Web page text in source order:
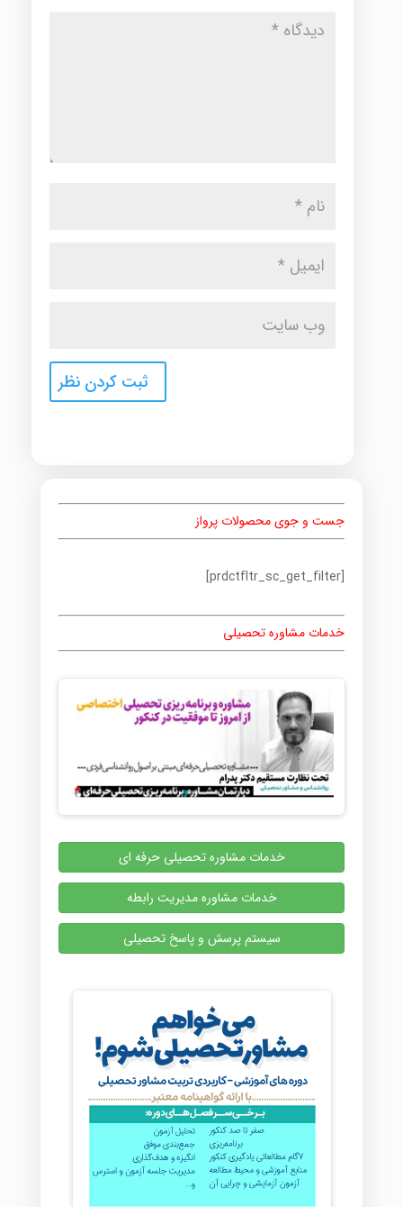
جست و جوی محصولات پرواز
[prdctfltr_sc_get_filter]
خدمات مشاوره تحصیلی
خدمات مشاوره تحصیلی حرفه ای
خدمات مشاوره مدیریت رابطه
سیستم پرسش و پاسخ تحصیلی